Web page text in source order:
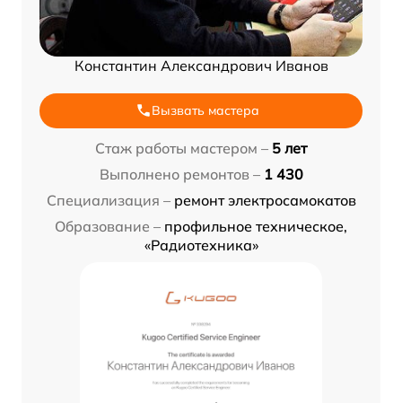
Константин Александрович Иванов
Вызвать мастера
Стаж работы мастером – 5 лет
Выполнено ремонтов – 1 430
Специализация – ремонт электросамокатов
Образование – профильное техническое,
«Радиотехника»